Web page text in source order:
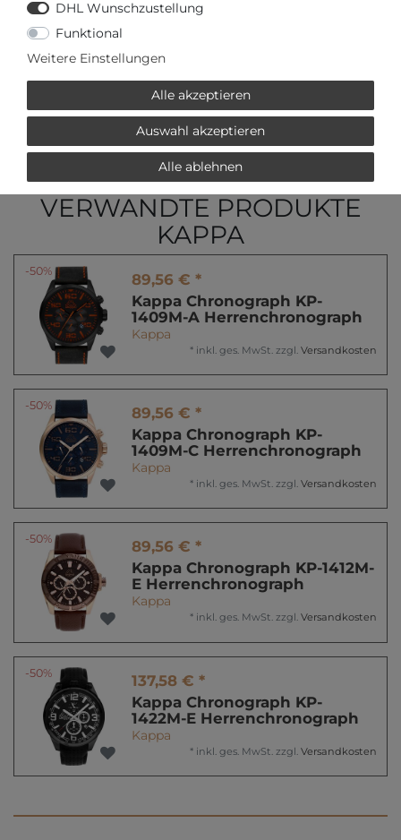
* inkl. ges. MwSt. zzgl.Versandkosten
VERWANDTE PRODUKTE
KAPPA
-50%
89,56 € *
Kappa Chronograph KP-
1409M-A Herrenchronograph
Kappa
* inkl. ges. MwSt. zzgl. Versandkosten
-50%
89,56 € *
Kappa Chronograph KP-
1409M-C Herrenchronograph
Kappa
* inkl. ges. MwSt. zzgl. Versandkosten
-50%
89,56 € *
Kappa Chronograph KP-1412M-
E Herrenchronograph
Kappa
* inkl. ges. MwSt. zzgl. Versandkosten
-50%
137,58 € *
Kappa Chronograph KP-
1422M-E Herrenchronograph
Kappa
* inkl. ges. MwSt. zzgl. Versandkosten
DHL Wunschzustellung
Funktional
Weitere Einstellungen
Alle akzeptieren
Auswahl akzeptieren
Alle ablehnen